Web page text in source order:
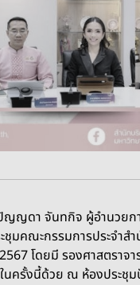
ญดา จันทกิจ ผู้อำนวย
คณะกรรมการประจำ
โดยมี รองศาสตรา
นครั้งนี้ด้วย ณ ห้องประชุ